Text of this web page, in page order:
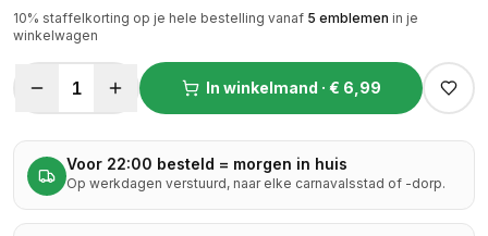
10% staffelkorting op je hele bestelling vanaf 5 emblemen in je
winkelwagen
1 In winkelmand · € 6,99
Voor 22:00 besteld = morgen in huis
Op werkdagen verstuurd, naar elke carnavalsstad of -dorp.